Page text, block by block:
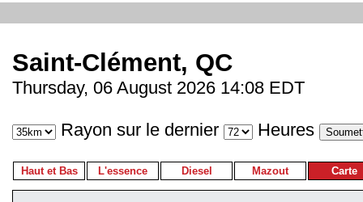
Saint-Clément, QC
Thursday, 06 August 2026 14:08 EDT
Rayon sur le dernier Heures
Haut et Bas L'essence Diesel Mazout Carte